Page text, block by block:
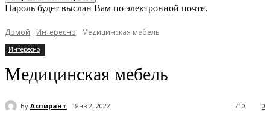
Пароль будет выслан Вам по электронной почте.
Домой Интересно Медицинская мебель
Интересно
Медицинская мебель
By Аспирант Янв 2, 2022 0
710